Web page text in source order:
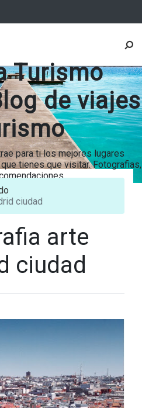
Turismo
de viajes
para ti los mejores lugares
tienes que visitar. Fotografias,
ciudad
arte
ciudad